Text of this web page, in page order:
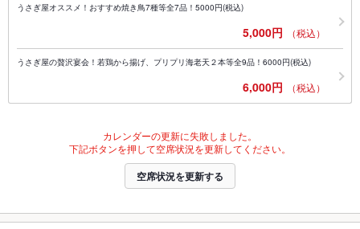
うさぎ屋オススメ！おすすめ焼き鳥7種等全7品！5000円(税込)
5,000円 （税込）
うさぎ屋の贅沢宴会！若鶏から揚げ、プリプリ海老天２本等全9品！6000円(税込)
6,000円 （税込）
カレンダーの更新に失敗しました。
下記ボタンを押して空席状況を更新してください。
空席状況を更新する